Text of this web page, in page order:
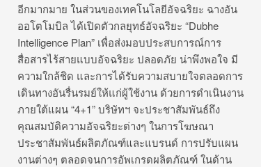
อีกมากมาย ในส่วนของเทคโนโลยีอัจฉริยะ ฉางอัน
ออโตโมบิล ได้เปิดตัวกลยุทธ์อัจฉริยะ “Dubhe
Intelligence Plan” เพื่อส่งมอบประสบการณ์การ
สื่อสารไร้สายแบบอัจฉริยะ ปลอดภัย น่าพึงพอใจ มี
ความใกล้ชิด และการได้รับความสบายใจตลอดการ
เดินทางอันรื่นรมย์ให้แก่ผู้ใช้งาน ด้วยการดำเนินงาน
ภายใต้แผน “4+1” บริษัทฯ จะประชาสัมพันธ์ถึง
คุณสมบัติความอัจฉริยะต่างๆ ในการโฆษณา
ประชาสัมพันธ์ผลิตภัณฑ์และแบรนด์ การปรับแผน
งานต่างๆ ตลอดจนการอัพเกรดผลิตภัณฑ์ ในด้าน